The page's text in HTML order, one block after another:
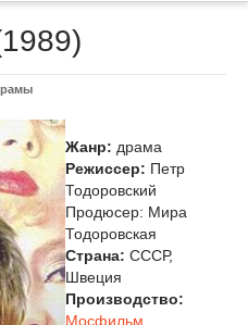
Жанр: драма
Режиссер: Петр
Тодоровский
Продюсер: Мира
Тодоровская
Страна: СССР,
Швеция
Производство:
Мосфильм